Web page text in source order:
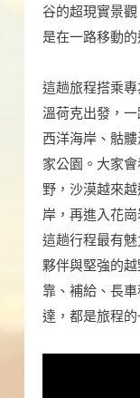
谷的超現實景
是在一路移動
這趟旅程搭乘
溫荷克出發，
西洋海岸、骷
家公園。大家
野，沙漠越來
岸，再進入花
這趟行程最有
夥伴與堅強的
靠、補給、長
達，都是旅程的